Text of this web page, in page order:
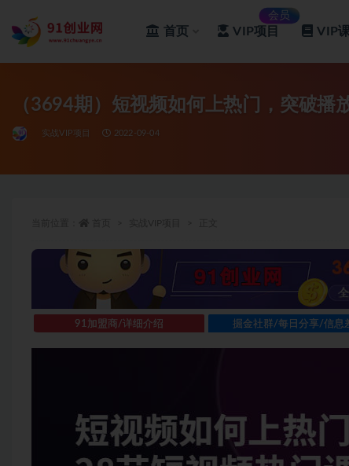
首页 VIP项目
会员
VIP
（3694期）短视频如何上热门，突破
实战VIP项目 2022-09-04
91加盟商/详细介绍 掘金社群/每日分享/信息